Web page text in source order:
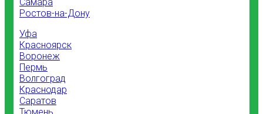
Самара
Ростов-на-Дону
Уфа
Красноярск
Воронеж
Пермь
Волгоград
Краснодар
Саратов